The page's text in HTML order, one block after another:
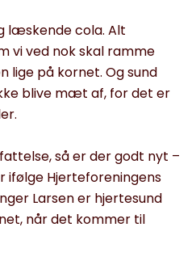
læskende cola. Alt
vi ved nok skal ramme
på kornet. Og sund
blive mæt af, for det er
så er der godt nyt –
ifølge Hjerteforeningens
Larsen er hjertesund
når det kommer til